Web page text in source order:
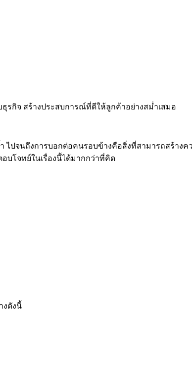
รกิจ สร้างประสบการณ์ที่ดีให้ลูกค้าอย่างสม่ำเสมอ
ปจนถึงการบอกต่อคนรอบข้างคือสิ่งที่สามารถสร้างค
ตอบโจทย์ในเรื่องนี้ได้มากกว่าที่คิด
งดังนี้